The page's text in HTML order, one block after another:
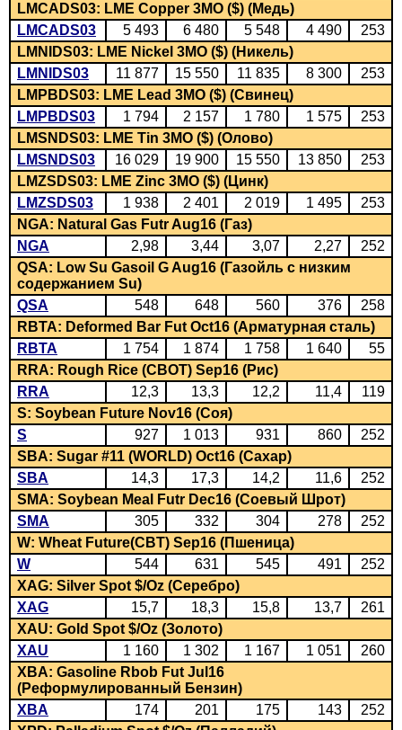
LMCADS03: LME Copper 3MO ($) (Медь)
LMCADS03
5 493 6 480 5 548 4 490
253
LMNIDS03: LME Nickel 3MO ($) (Никель)
LMNIDS03
11 877 15 550 11 835 8 300
253
LMPBDS03: LME Lead 3MO ($) (Свинец)
LMPBDS03
1 794 2 157 1 780 1 575
253
LMSNDS03: LME Tin 3MO ($) (Олово)
LMSNDS03
16 029 19 900 15 550 13 850
253
LMZSDS03: LME Zinc 3MO ($) (Цинк)
LMZSDS03
1 938 2 401 2 019 1 495
253
NGA: Natural Gas Futr Aug16 (Газ)
NGA
2,98 3,44 3,07 2,27
252
QSA: Low Su Gasoil G Aug16 (Газойль с низким
содержанием Su)
QSA
548 648 560 376
258
RBTA: Deformed Bar Fut Oct16 (Арматурная сталь)
RBTA
1 754 1 874 1 758 1 640
55
RRA: Rough Rice (CBOT) Sep16 (Рис)
RRA
12,3 13,3 12,2 11,4
119
S: Soybean Future Nov16 (Соя)
S
927 1 013 931 860
252
SBA: Sugar #11 (WORLD) Oct16 (Сахар)
SBA
14,3 17,3 14,2 11,6
252
SMA: Soybean Meal Futr Dec16 (Соевый Шрот)
SMA
305 332 304 278
252
W: Wheat Future(CBT) Sep16 (Пшеница)
W
544 631 545 491
252
XAG: Silver Spot $/Oz (Серебро)
XAG
15,7 18,3 15,8 13,7
261
XAU: Gold Spot $/Oz (Золото)
XAU
1 160 1 302 1 167 1 051
260
XBA: Gasoline Rbob Fut Jul16
(Реформулированный Бензин)
XBA
174 201 175 143
252